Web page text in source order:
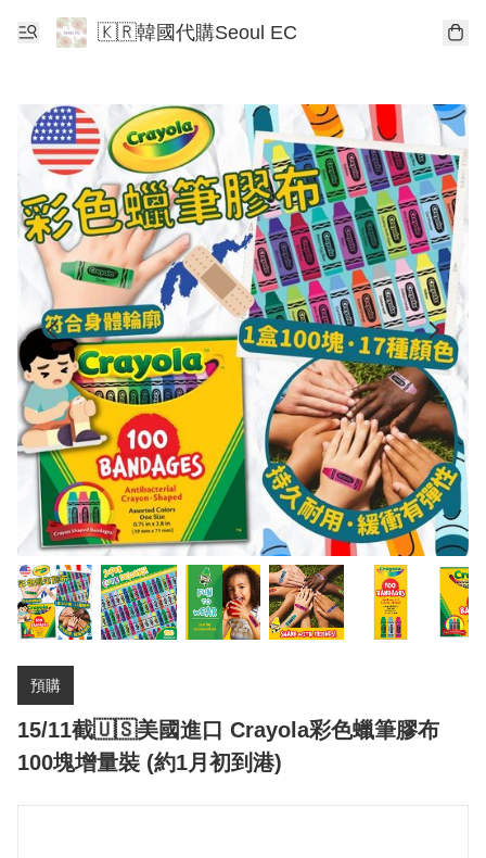
🇰🇷韓國代購Seoul EC
預購
15/11截🇺🇸美國進口 Crayola彩色蠟筆膠布
100塊增量裝 (約1月初到港)